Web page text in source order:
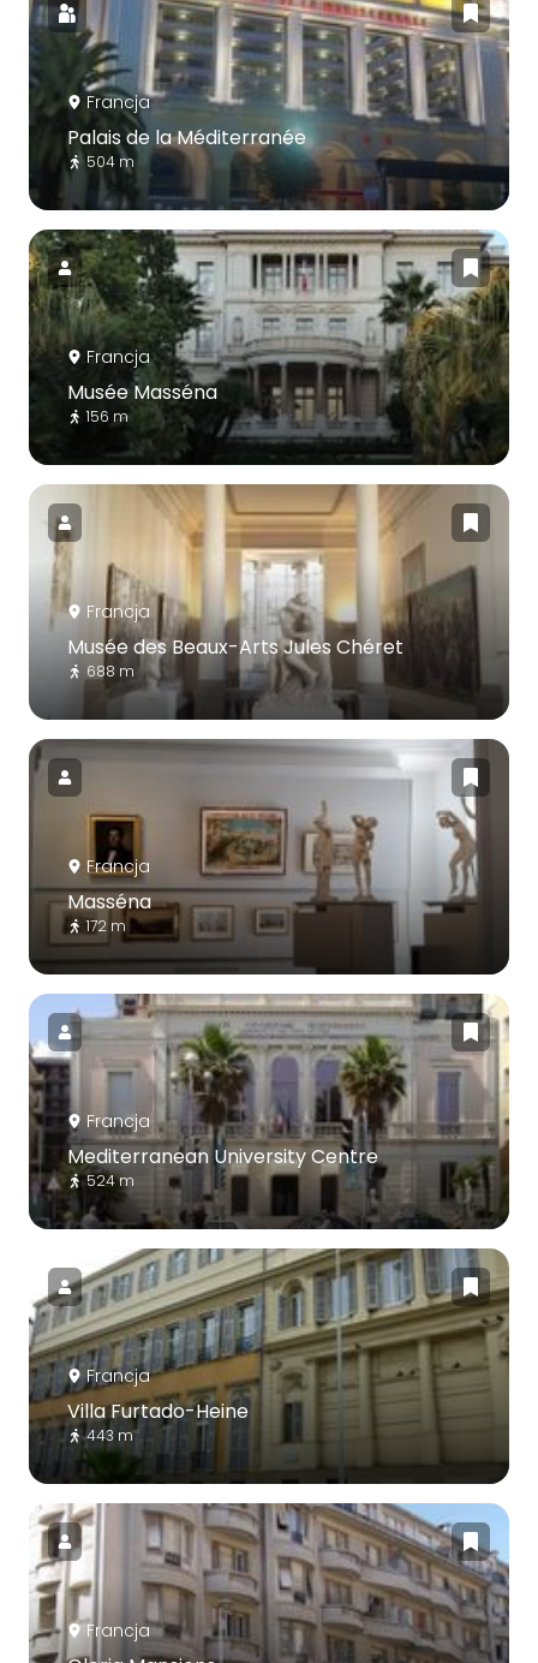
Francja
Palais de la Méditerranée
504 m
Francja
Musée Masséna
156 m
Francja
Musée des Beaux-Arts Jules Chéret
688 m
Francja
Masséna
172 m
Francja
Mediterranean University Centre
524 m
Francja
Villa Furtado-Heine
443 m
Francja